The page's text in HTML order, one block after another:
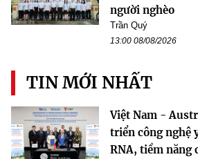
người nghèo
Trần Quý
13:00 08/08/2026
TIN MỚI NHẤT
Việt Nam -
triển công nghệ
RNA, tiềm năng